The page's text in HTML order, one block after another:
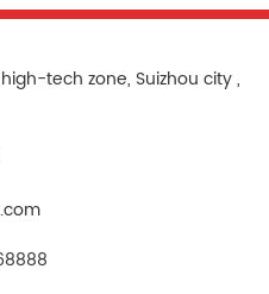
tech zone, Suizhou city ,